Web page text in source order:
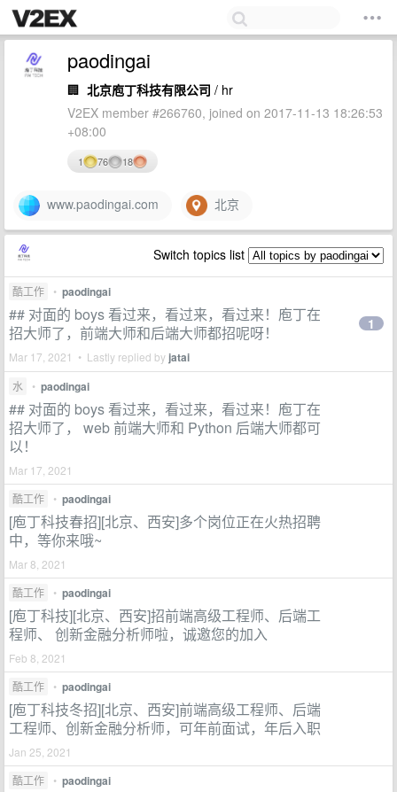
paodingai
🏢 北京庖丁科技有限公司 / hr
V2EX member #266760, joined on 2017-11-13 18:26:53
+08:00
1 76 18
www.paodingai.com 北京
Switch topics list
酷工作 • paodingai
## 对面的 boys 看过来，看过来，看过来！庖丁在
招大师了，前端大师和后端大师都招呢呀！
Mar 17, 2021 • Lastly replied by jatai
1
水 • paodingai
## 对面的 boys 看过来，看过来，看过来！庖丁在
招大师了， web 前端大师和 Python 后端大师都可
以！
Mar 17, 2021
酷工作
• paodingai
[庖丁科技春招][北京、西安]多个岗位正在火热招聘
中，等你来哦~
Mar 8, 2021
酷工作
• paodingai
[庖丁科技][北京、西安]招前端高级工程师、后端工
程师、 创新金融分析师啦，诚邀您的加入
Feb 8, 2021
酷工作
• paodingai
[庖丁科技冬招][北京、西安]前端高级工程师、后端
工程师、创新金融分析师，可年前面试，年后入职
Jan 25, 2021
酷工作
• paodingai